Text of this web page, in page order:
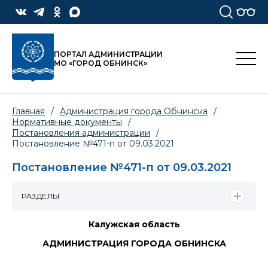
ПОРТАЛ АДМИНИСТРАЦИИ
МО «ГОРОД ОБНИНСК»
Главная / Администрация города Обнинска
/
Нормативные документы
/
Постановления администрации
/
Постановление №471-п от 09.03.2021
Постановление №471-п от 09.03.2021
Калужская область
АДМИНИСТРАЦИЯ ГОРОДА ОБНИНСКА
РАЗДЕЛЫ